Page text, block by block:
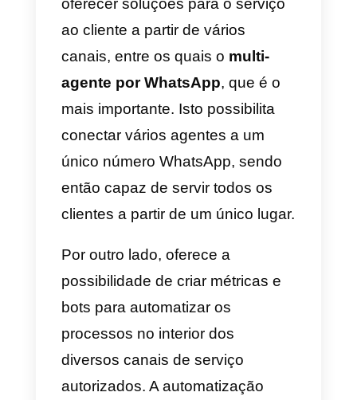
chat e a possibilidade de enviar
ficheiros, imagens, textos e
vídeos. O apoio da Callbell é
excelente para servir os teus
clientes rapidamente, mesmo em
poucos minutos.
Podes também enviar ficheiros,
imagens, textos e vídeos. A
Callbell acabou também de ativar
a sua opção
Instagram Direct
multi-agente, que a torna uma
solução muito mais completa.